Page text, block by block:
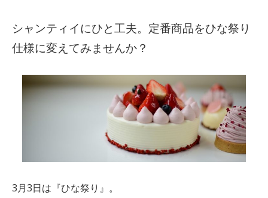
シャンティイにひと工夫。定番商品をひな祭り
仕様に変えてみませんか？
3月3日は『ひな祭り』。